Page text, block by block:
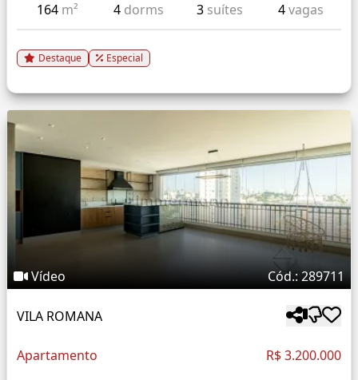
164 m² 4 dorms 3 suítes 4vagas
Destaque Especial
Vídeo Cód.: 289711
VILA ROMANA
Apartamento R$ 3.200.000